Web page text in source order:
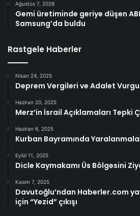
Ağustos 7, 2026
Gemi üretiminde geriye düşen
Samsung’da buldu
Rastgele Haberler
Nisan 24, 2025
Deprem Vergileri ve Adalet
Haziran 20, 2025
Merz’in İsrail Açıklamaları Tepki
Haziran 6, 2025
Kurban Bayramında
Eylül 11, 2025
Dicle Kaymakamı Üs Bölgesini
Kasım 7, 2025
Davutoğlu’ndan Haberler.com
için “Yezid” çıkışı